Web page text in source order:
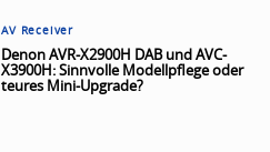
AV Receiver
Denon AVR-X2900H DAB und AVC-
X3900H: Sinnvolle Modellpflege oder
teures Mini-Upgrade?